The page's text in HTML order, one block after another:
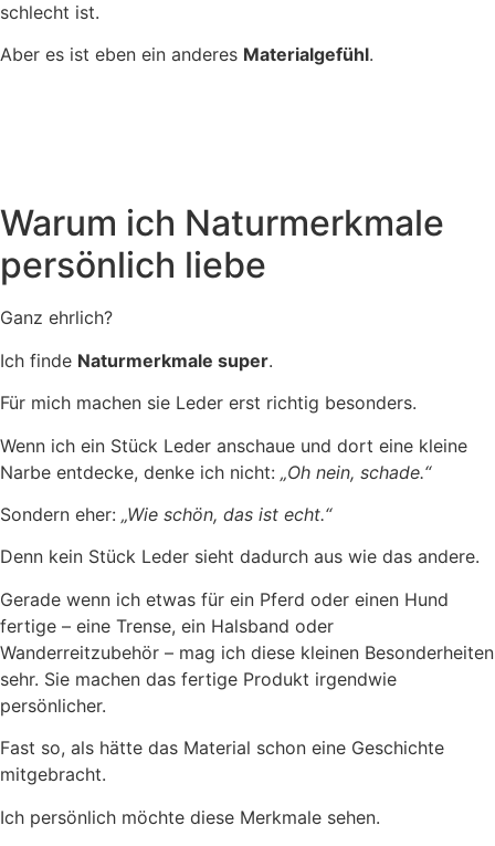
schlecht ist.
Aber es ist eben ein anderes Materialgefühl.
Warum ich Naturmerkmale
persönlich liebe
Ganz ehrlich?
Ich finde Naturmerkmale super.
Für mich machen sie Leder erst richtig besonders.
Wenn ich ein Stück Leder anschaue und dort eine kleine
Narbe entdecke, denke ich nicht: „Oh nein, schade.“
Sondern eher: „Wie schön, das ist echt.“
Denn kein Stück Leder sieht dadurch aus wie das andere.
Gerade wenn ich etwas für ein Pferd oder einen Hund
fertige – eine Trense, ein Halsband oder
Wanderreitzubehör – mag ich diese kleinen Besonderheiten
sehr. Sie machen das fertige Produkt irgendwie
persönlicher.
Fast so, als hätte das Material schon eine Geschichte
mitgebracht.
Ich persönlich möchte diese Merkmale sehen.